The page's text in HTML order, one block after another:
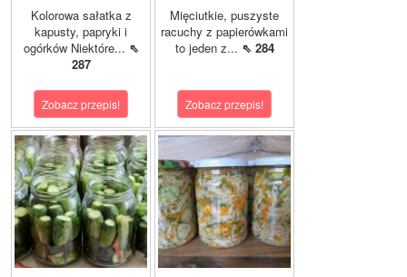
Kolorowa sałatka z
kapusty, papryki i
ogórków Niektóre... ⇖
287
Zobacz przepis!
Mięciutkie, puszyste
racuchy z papierówkami
to jeden z... ⇖ 284
Zobacz przepis!